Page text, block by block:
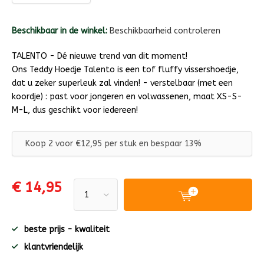
Beschikbaar in de winkel: Beschikbaarheid controleren
TALENTO - Dé nieuwe trend van dit moment!
Ons Teddy Hoedje Talento is een tof fluffy vissershoedje,
dat u zeker superleuk zal vinden! - verstelbaar (met een
koordje) : past voor jongeren en volwassenen, maat XS-S-
M-L, dus geschikt voor iedereen!
Koop 2 voor €12,95 per stuk en bespaar 13%
€ 14,95
beste prijs - kwaliteit
klantvriendelijk